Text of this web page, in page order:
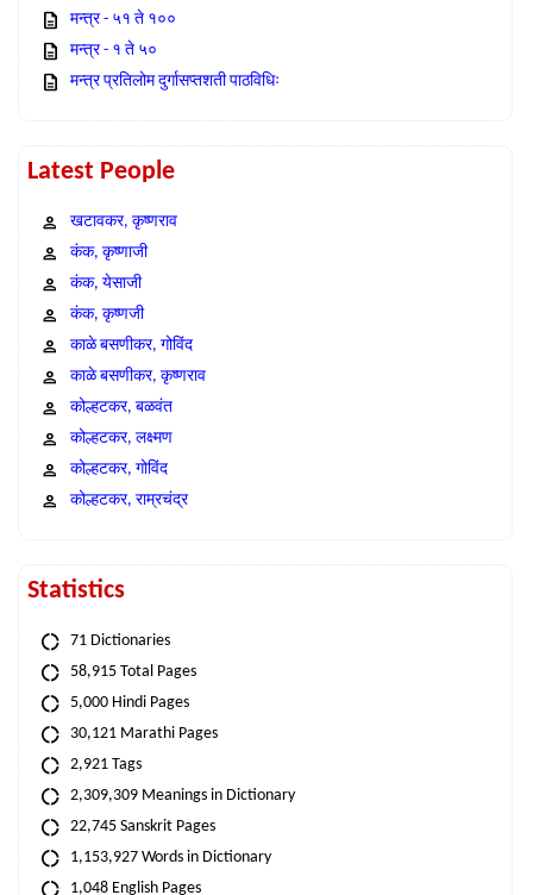
मन्त्र - ५१ ते १००
मन्त्र - १ ते ५०
मन्त्र प्रतिलोम दुर्गासप्तशती पाठविधिः
Latest People
खटावकर, कृष्णराव
कंक, कृष्णाजी
कंक, येसाजी
कंक, कृष्णजी
काळे बसणीकर, गोविंद
काळे बसणीकर, कृष्णराव
कोल्हटकर, बळवंत
कोल्हटकर, लक्ष्मण
कोल्हटकर, गोविंद
कोल्हटकर, राम्रचंद्र
Statistics
71 Dictionaries
58,915 Total Pages
5,000 Hindi Pages
30,121 Marathi Pages
2,921 Tags
2,309,309 Meanings in Dictionary
22,745 Sanskrit Pages
1,153,927 Words in Dictionary
1,048 English Pages